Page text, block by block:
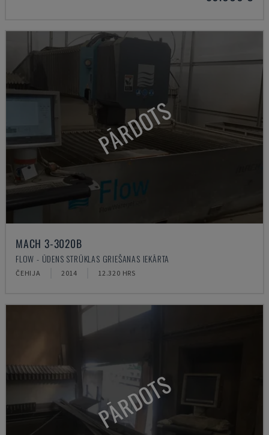
PĀRDOTS
MACH 3-3020B
FLOW - ŪDENS STRŪKLAS GRIEŠANAS IEKĀRTA
ČEHIJA 2014 12.320 HRS
PĀRDOTS